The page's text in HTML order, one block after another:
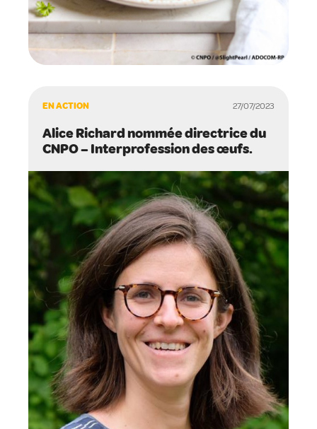
EN ACTION 27/07/2023
Alice Richard nommée directrice du
CNPO – Interprofession des œufs.